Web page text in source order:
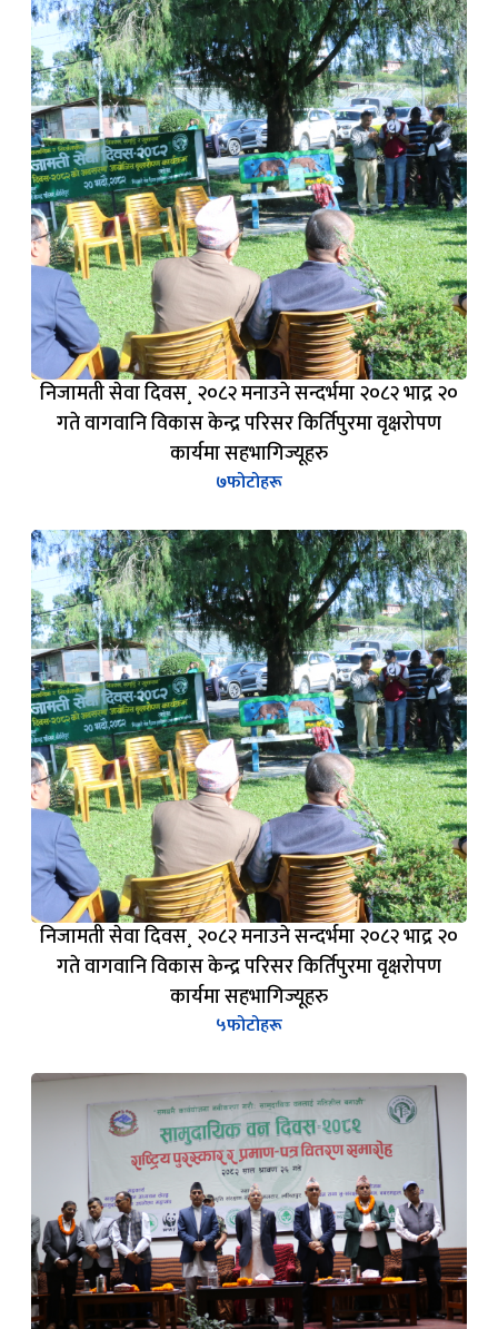
निजामती सेवा दिवस¸ २०८२ मनाउने सन्दर्भमा २०८२ भाद्र २०
गते वागवानि विकास केन्द्र परिसर किर्तिपुरमा वृक्षरोपण
कार्यमा सहभागिज्यूहरु
७फोटोहरू
निजामती सेवा दिवस¸ २०८२ मनाउने सन्दर्भमा २०८२ भाद्र २०
गते वागवानि विकास केन्द्र परिसर किर्तिपुरमा वृक्षरोपण
कार्यमा सहभागिज्यूहरु
५फोटोहरू